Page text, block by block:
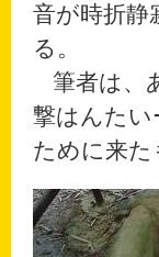
音が時折静
る。
筆者は、
撃はんたい
ために来た